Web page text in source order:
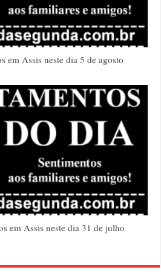
em Assis neste dia 5 de agosto
em Assis neste dia 31 de julho